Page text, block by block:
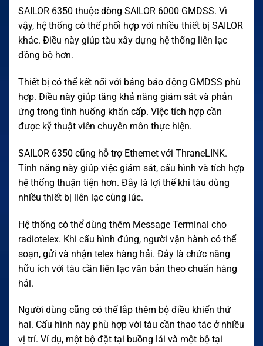
SAILOR 6350 thuộc dòng SAILOR 6000 GMDSS. Vì
vậy, hệ thống có thể phối hợp với nhiều thiết bị SAILOR
khác. Điều này giúp tàu xây dựng hệ thống liên lạc
đồng bộ hơn.
Thiết bị có thể kết nối với bảng báo động GMDSS phù
hợp. Điều này giúp tăng khả năng giám sát và phản
ứng trong tình huống khẩn cấp. Việc tích hợp cần
được kỹ thuật viên chuyên môn thực hiện.
SAILOR 6350 cũng hỗ trợ Ethernet với ThraneLINK.
Tính năng này giúp việc giám sát, cấu hình và tích hợp
hệ thống thuận tiện hơn. Đây là lợi thế khi tàu dùng
nhiều thiết bị liên lạc cùng lúc.
Hệ thống có thể dùng thêm Message Terminal cho
radiotelex. Khi cấu hình đúng, người vận hành có thể
soạn, gửi và nhận telex hàng hải. Đây là chức năng
hữu ích với tàu cần liên lạc văn bản theo chuẩn hàng
hải.
Người dùng cũng có thể lắp thêm bộ điều khiển thứ
hai. Cấu hình này phù hợp với tàu cần thao tác ở nhiều
vị trí. Ví dụ, một bộ đặt tại buồng lái và một bộ tại